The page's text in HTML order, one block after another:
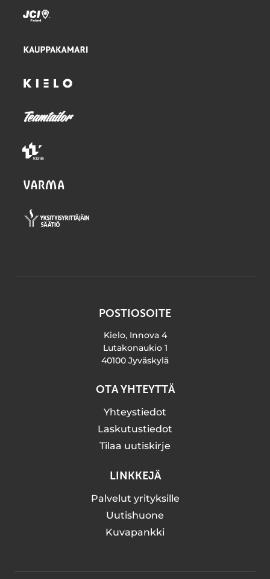
POSTIOSOITE
Kielo, Innova 4
Lutakonaukio 1
40100 Jyväskylä
OTA YHTEYTTÄ
Yhteystiedot
Laskutustiedot
Tilaa uutiskirje
LINKKEJÄ
Palvelut yrityksille
Uutishuone
Kuvapankki